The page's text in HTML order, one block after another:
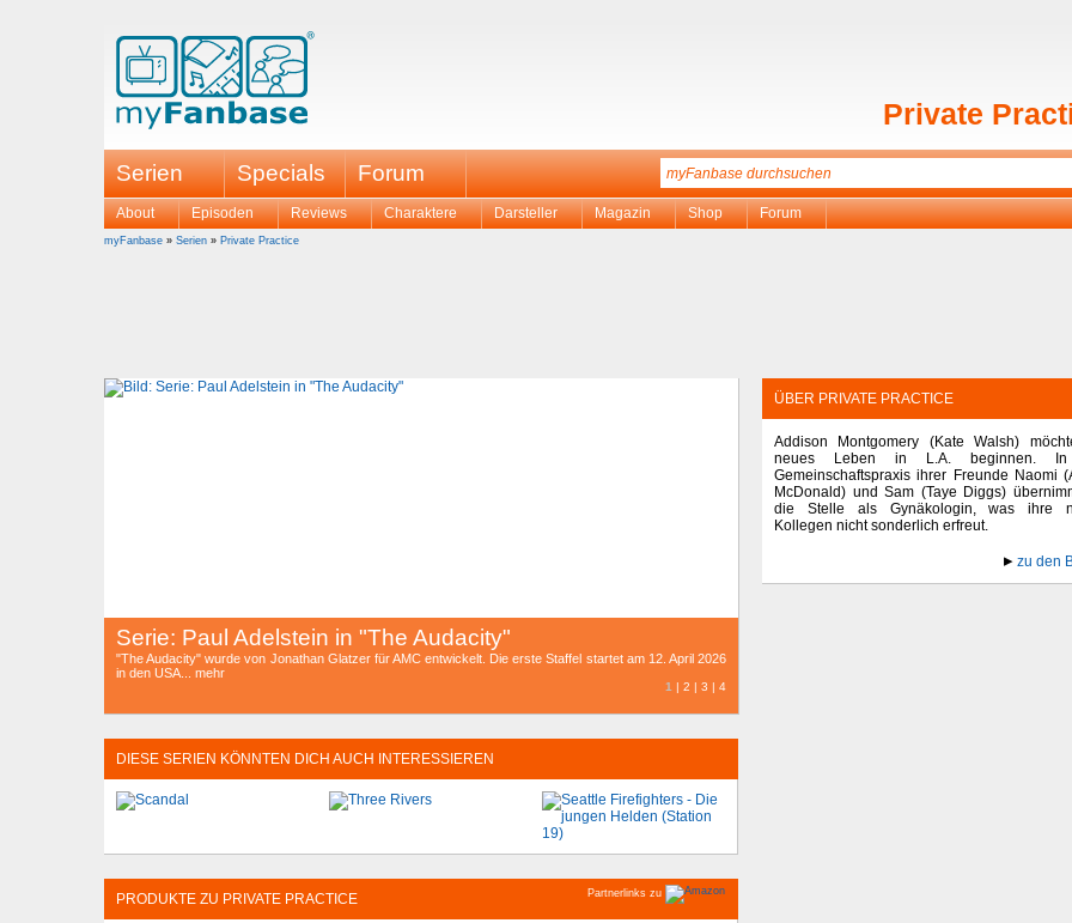
Private
Serien Specials Forum
About Episoden Reviews Charaktere Darsteller Magazin Shop Forum
myFanbase » Serien » Private Practice
Serie: Paul Adelstein in "The Audacity"
"The Audacity" wurde von Jonathan Glatzer für AMC entwickelt. Die erste Staffel startet am 12. April 2026
in den USA... mehr
1 | 2 | 3 | 4
DIESE SERIEN KÖNNTEN DICH AUCH INTERESSIEREN
Partnerlinks zu
PRODUKTE ZU PRIVATE PRACTICE
ÜBER PRIVATE PRACTICE
Addison Montgomery (Kate Walsh)
neues Leben in L.A. beginnen.
Gemeinschaftspraxis ihrer Freunde Naomi
McDonald) und Sam (Taye Diggs)
die Stelle als Gynäkologin, was ihre
Kollegen nicht sonderlich erfreut.
zu den